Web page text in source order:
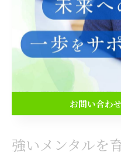
近年では、企業研修や
ネス講座が取り入れら
ための土台作りが進め
思考をコントロールし、
力は、今後ますます重要
強いメンタルを
お問い合わ
お問い合わ